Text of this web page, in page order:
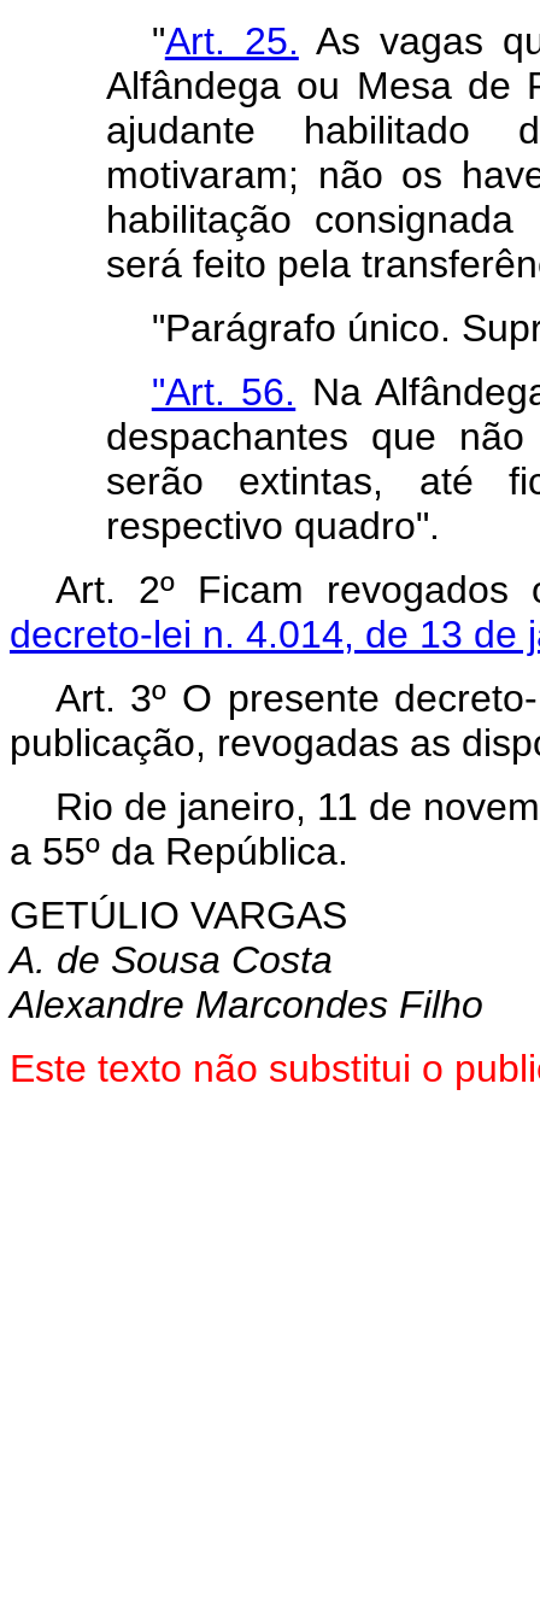
"Art. 25. As vagas
Alfândega ou Mesa de
ajudante habilitado
motivaram; não os
habilitação
será feito pela
"Parágrafo único.
"Art. 56. Na
des­pachantes que
serão extintas, até
respectivo quadro".
Art. 2º Ficam
decreto‑lei n. 4.014, de 13 de
Art. 3º O presente
publi­cação, revogadas as
Rio de janeiro, 11 de
a 55º da República.
GETÚLIO VARGAS
A. de Sousa Costa
Alexandre Marcondes Filho
Este texto não substitui o